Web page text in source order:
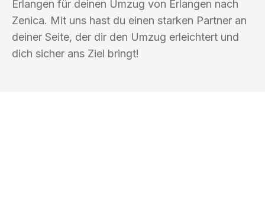
Erlangen für deinen Umzug von Erlangen nach
Zenica. Mit uns hast du einen starken Partner an
deiner Seite, der dir den Umzug erleichtert und
dich sicher ans Ziel bringt!